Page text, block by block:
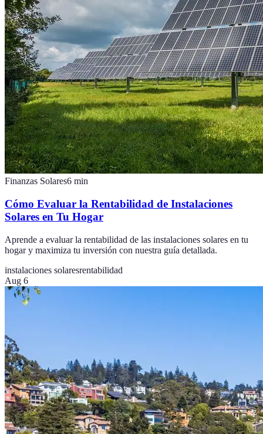
Finanzas Solares6 min
Cómo Evaluar la Rentabilidad de Instalaciones
Solares en Tu Hogar
Aprende a evaluar la rentabilidad de las instalaciones solares en tu
hogar y maximiza tu inversión con nuestra guía detallada.
instalaciones solaresrentabilidad
Aug 6